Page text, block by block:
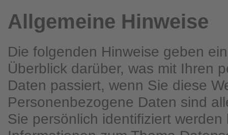
Allgemeine Hinweise
Die folgenden Hinweise geben
Überblick darüber, was mit Ihren
Daten passiert, wenn Sie diese
Personenbezogene Daten sind
Sie persönlich identifiziert